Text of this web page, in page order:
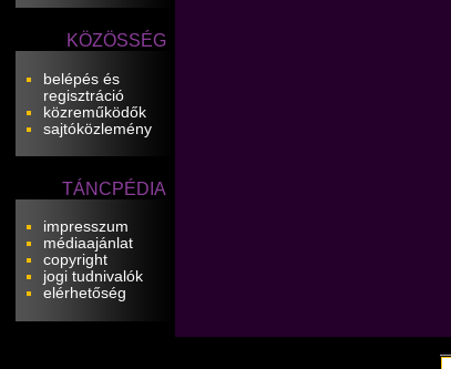
KÖZÖSSÉG
belépés és
regisztráció
közreműködők
sajtóközlemény
TÁNCPÉDIA
impresszum
médiaajánlat
copyright
jogi tudnivalók
elérhetőség